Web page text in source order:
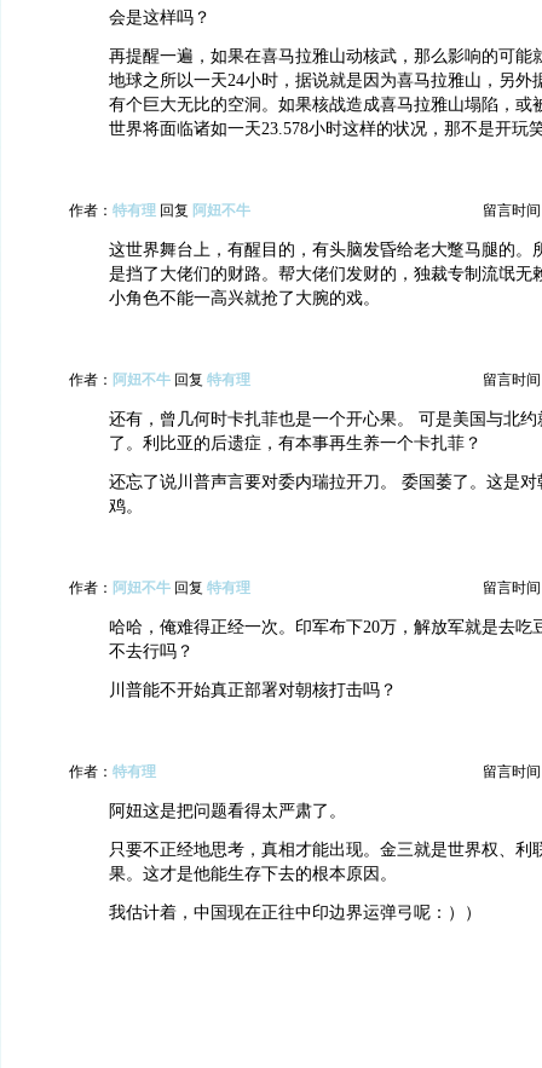
会是这样吗？
再提醒一遍，如果在喜马拉雅山动核武，那么影响的可能
地球之所以一天24小时，据说就是因为喜马拉雅山，另外
有个巨大无比的空洞。如果核战造成喜马拉雅山塌陷，或
世界将面临诸如一天23.578小时这样的状况，那不是开玩
作者： 特有理 回复 阿妞不牛 留言时间
这世界舞台上，有醒目的，有头脑发昏给老大蹩马腿的。
是挡了大佬们的财路。帮大佬们发财的，独裁专制流氓无
小角色不能一高兴就抢了大腕的戏。
作者： 阿妞不牛 回复 特有理 留言时间
还有，曾几何时卡扎菲也是一个开心果。 可是美国与北
了。利比亚的后遗症，有本事再生养一个卡扎菲？
还忘了说川普声言要对委内瑞拉开刀。 委国萎了。这是
鸡。
作者： 阿妞不牛 回复 特有理 留言时间
哈哈，俺难得正经一次。印军布下20万，解放军就是去吃
不去行吗？
川普能不开始真正部署对朝核打击吗？
作者： 特有理 留言时间
阿妞这是把问题看得太严肃了。
只要不正经地思考，真相才能出现。金三就是世界权、利
果。这才是他能生存下去的根本原因。
我估计着，中国现在正往中印边界运弹弓呢：））